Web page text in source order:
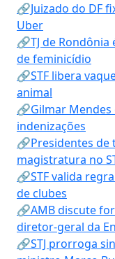
🔗Juizado do DF
Uber
🔗TJ de
de feminicídio
🔗STF libera
animal
🔗Gilmar Mendes
indenizações
🔗Presidentes
magistratura no
🔗STF valida
de clubes
🔗AMB discute
diretor-geral da
🔗STJ prorroga